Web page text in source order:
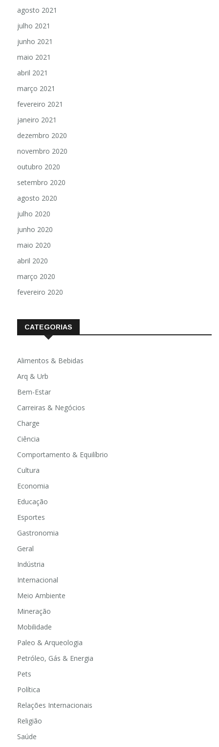
agosto 2021
julho 2021
junho 2021
maio 2021
abril 2021
março 2021
fevereiro 2021
janeiro 2021
dezembro 2020
novembro 2020
outubro 2020
setembro 2020
agosto 2020
julho 2020
junho 2020
maio 2020
abril 2020
março 2020
fevereiro 2020
CATEGORIAS
Alimentos & Bebidas
Arq & Urb
Bem-Estar
Carreiras & Negócios
Charge
Ciência
Comportamento & Equilíbrio
Cultura
Economia
Educação
Esportes
Gastronomia
Geral
Indústria
Internacional
Meio Ambiente
Mineração
Mobilidade
Paleo & Arqueologia
Petróleo, Gás & Energia
Pets
Política
Relações Internacionais
Religião
Saúde